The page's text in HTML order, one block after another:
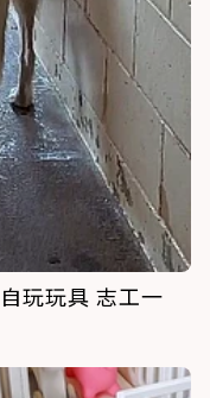
玩玩具 志工一